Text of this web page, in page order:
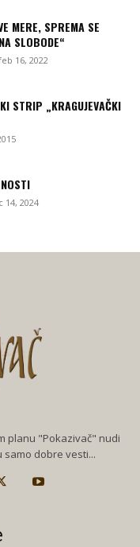
MERE, SPREMA SE
SLOBODE“
16, 2022
STRIP „KRAGUJEVAČKI
14, 2024
planu "Pokazivač" nudi
dobre vesti...